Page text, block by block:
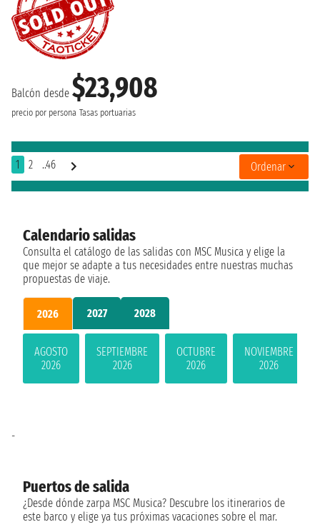
Balcón desde $23,908
precio por persona Tasas portuarias
1 2 ..46 Ordenar
Calendario salidas
Consulta el catálogo de las salidas con MSC Musica y elige la
que mejor se adapte a tus necesidades entre nuestras muchas
propuestas de viaje.
2026 2027 2028
AGOSTO
2026
SEPTIEMBRE
2026
OCTUBRE
2026
NOVIEMBRE
2026
Puertos de salida
¿Desde dónde zarpa MSC Musica? Descubre los itinerarios de
este barco y elige ya tus próximas vacaciones sobre el mar.
-